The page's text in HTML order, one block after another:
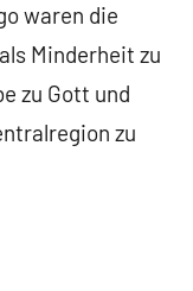
waren die
Minderheit zu
zu Gott und
zu